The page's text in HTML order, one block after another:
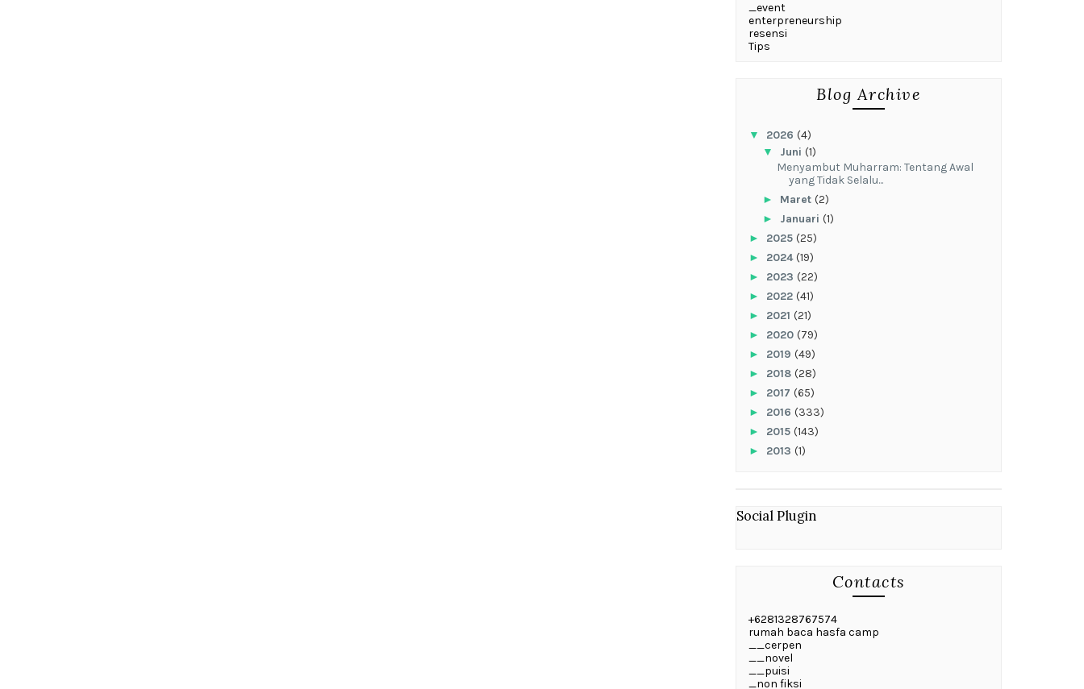
_event
enterpreneurship
resensi
Tips
Blog Archive
▼ 2026 (4)
▼ Juni (1)
Menyambut Muharram: Tentang Awal
yang Tidak Selalu...
► Maret (2)
► Januari (1)
► 2025 (25)
► 2024(19)
► 2023 (22)
► 2022 (41)
► 2021 (21)
► 2020 (79)
► 2019 (49)
► 2018 (28)
► 2017 (65)
► 2016 (333)
► 2015 (143)
► 2013 (1)
Social Plugin
Contacts
+6281328767574
rumah baca hasfa camp
__cerpen
__novel
__puisi
_non fiksi